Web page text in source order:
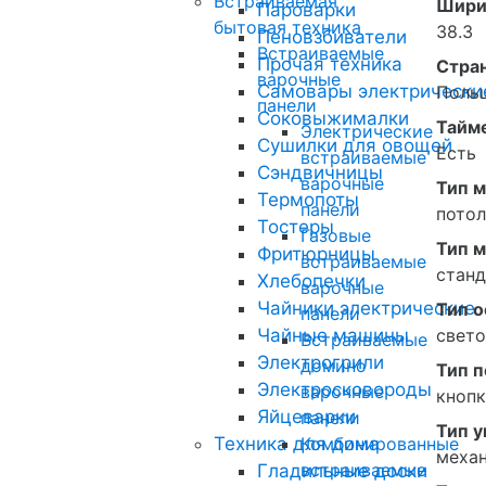
Пароварки
Пеновзбиватели
Прочая техника
Самовары
Соковыжималки
Сушилки для овощей
Сэндвичницы
Термопоты
Тостеры
Фритюрницы
Хлебопечки
Чайники электрические
Чайные машины
Электрогрили
Электросковороды
Яйцеварки
Техника для дома
Гладильные доски
бытовая техника
Встраиваемые
варочные
панели
Электрические
встраиваемые
варочные
панели
Газовые
встраиваемые
варочные
панели
Встраиваемые
домино
варочные
панели
Комбинированные
встраиваемые
38.3
Есть
Тип
Тип
Тип
Тип
Тип